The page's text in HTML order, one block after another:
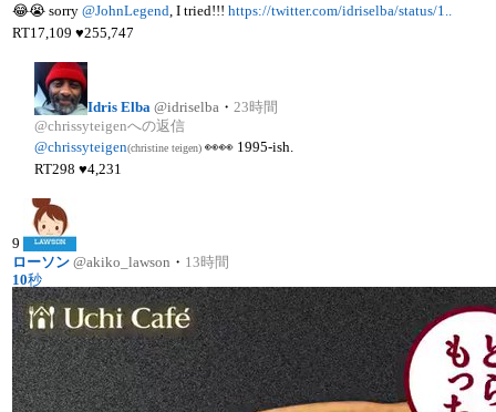
😂😭 sorry@JohnLegend, I tried!!!https://twitter.com/idriselba/status/1..
RT17,109♥255,747
Idris Elba @idriselba ・23時間
@chrissyteigenへの返信
@chrissyteigen(christine teigen) 👀👀 1995-ish.
RT298♥4,231
9
ローソン @akiko_lawson ・ 13時間
10秒